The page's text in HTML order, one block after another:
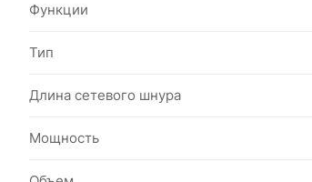
Функции
Тип
Длина сетевого шнура
Мощность